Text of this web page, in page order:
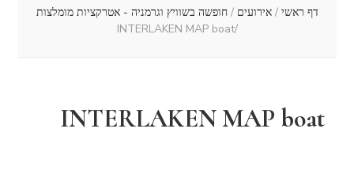
דף ראשי / אירועים / חופשה בשוויץ וגרמניה - אטרקציות מומלצות
/
INTERLAKEN MAP boat
INTERLAKEN MAP boat